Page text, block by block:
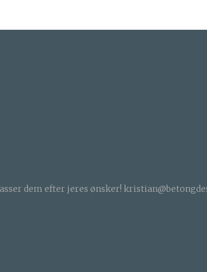
dem efter jeres ønsker!